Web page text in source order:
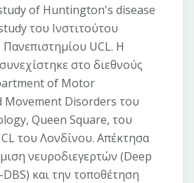
of Huntington's disease
του Ινστιτούτου
UCL. Η
στο διεθνούς
of Motor
Movement Disorders του
Queen Square, του
του Λονδίνου. Απέκτησα
νευροδιεγερτών (Deep
και την τοποθέτηση